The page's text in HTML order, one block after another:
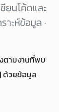
ยนโค้ดและ
าะห์ข้อมูล ·
ตามงานที่พบ
ด้วยข้อมูล